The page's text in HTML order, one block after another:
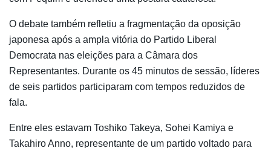
O debate também refletiu a fragmentação da oposição
japonesa após a ampla vitória do Partido Liberal
Democrata nas eleições para a Câmara dos
Representantes. Durante os 45 minutos de sessão, líderes
de seis partidos participaram com tempos reduzidos de
fala.
Entre eles estavam Toshiko Takeya, Sohei Kamiya e
Takahiro Anno, representante de um partido voltado para